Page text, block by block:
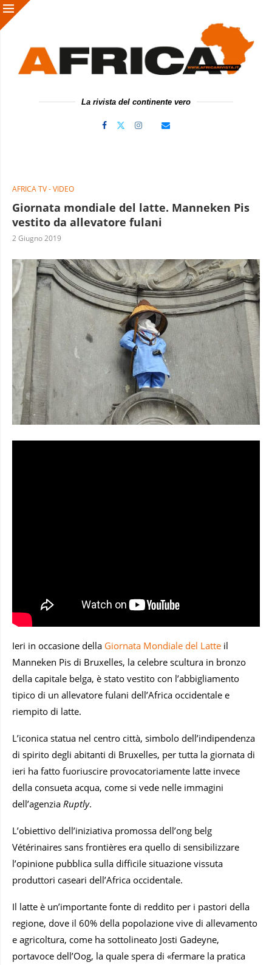
La rivista del continente vero
AFRICA TV - VIDEO
Giornata mondiale del latte. Manneken Pis
vestito da allevatore fulani
2 Giugno 2019
Ieri in occasione della Giornata Mondiale del Latte il
Manneken Pis di Bruxelles, la celebre scultura in bronzo
della capitale belga, è stato vestito con l’abbigliamento
tipico di un allevatore fulani dell’Africa occidentale e
riempito di latte.
L’iconica statua nel centro città, simbolo dell’indipendenza
di spirito degli abitanti di Bruxelles, per tutta la giornata di
ieri ha fatto fuoriuscire provocatoriamente latte invece
della consueta acqua, come si vede nelle immagini
dell’agenzia Ruptly.
L’obiettivo dell’iniziativa promossa dell’ong belg
Vétérinaires sans frontières era quello di sensibilizzare
l’opinione pubblica sulla difficile situazione vissuta
produttori caseari dell’Africa occidentale.
Il latte è un’importante fonte di reddito per i pastori della
regione, dove il 60% della popolazione vive di allevamento
e agricoltura, come ha sottolineato Josti Gadeyne,
portavoce dell’Oog, la quale spera di «fermare la pratica